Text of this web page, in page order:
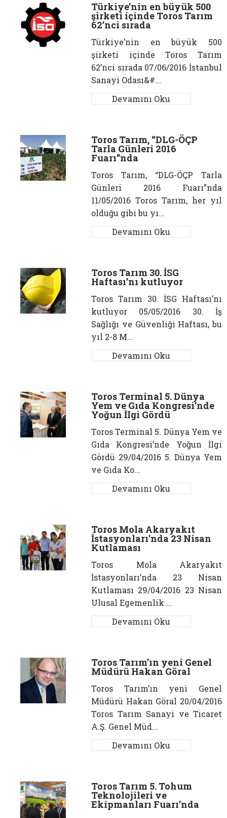
Türkiye’nin en büyük 500
şirketi içinde Toros Tarım
62’nci sırada
Türkiye’nin en büyük 500
şirketi içinde Toros Tarım
62’nci sırada 07/06/2016 İstanbul
Sanayi Odası&#...
Devamını Oku
Toros Tarım, “DLG-ÖÇP
Tarla Günleri 2016
Fuarı”nda
Toros Tarım, “DLG-ÖÇP Tarla
Günleri 2016 Fuarı”nda
11/05/2016 Toros Tarım, her yıl
olduğu gibi bu yı...
Devamını Oku
Toros Tarım 30. İSG
Haftası’nı kutluyor
Toros Tarım 30. İSG Haftası’nı
kutluyor 05/05/2016 30. İş
Sağlığı ve Güvenliği Haftası, bu
yıl 2-8 M...
Devamını Oku
Toros Terminal 5. Dünya
Yem ve Gıda Kongresi’nde
Yoğun İlgi Gördü
Toros Terminal 5. Dünya Yem ve
Gıda Kongresi’nde Yoğun İlgi
Gördü 29/04/2016 5. Dünya Yem
ve Gıda Ko...
Devamını Oku
Toros Mola Akaryakıt
İstasyonları’nda 23 Nisan
Kutlaması
Toros Mola Akaryakıt
İstasyonları’nda 23 Nisan
Kutlaması 29/04/2016 23 Nisan
Ulusal Egemenlik ...
Devamını Oku
Toros Tarım’ın yeni Genel
Müdürü Hakan Göral
Toros Tarım’ın yeni Genel
Müdürü Hakan Göral 20/04/2016
Toros Tarım Sanayi ve Ticaret
A.Ş. Genel Müd...
Devamını Oku
Toros Tarım 5. Tohum
Teknolojileri ve
Ekipmanları Fuarı’nda